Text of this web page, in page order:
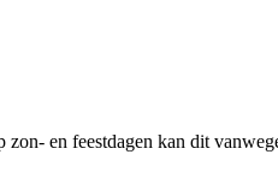
en feestdagen kan dit